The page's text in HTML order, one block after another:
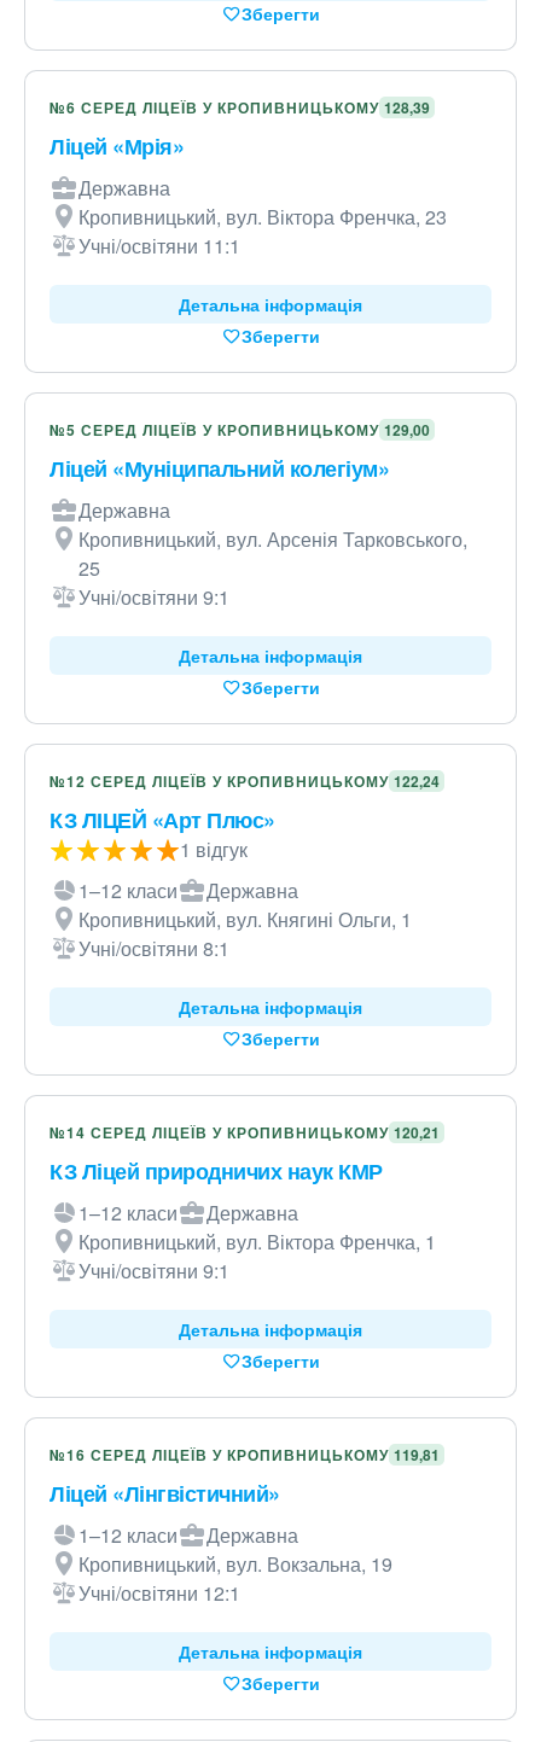
Зберегти
№6 СЕРЕД ЛІЦЕЇВ У КРОПИВНИЦЬКОМУ 128,39
Ліцей «Мрія»
Державна
Кропивницький, вул. Віктора Френчка, 23
Учні/освітяни 11:1
Детальна інформація
Зберегти
№5 СЕРЕД ЛІЦЕЇВ У КРОПИВНИЦЬКОМУ 129,00
Ліцей «Муніципальний колегіум»
Державна
Кропивницький, вул. Арсенія Тарковського,
25
Учні/освітяни 9:1
Детальна інформація
Зберегти
№12 СЕРЕД ЛІЦЕЇВ У КРОПИВНИЦЬКОМУ 122,24
КЗ ЛІЦЕЙ «Арт Плюс»
1 відгук
1–12 класи
Державна
Кропивницький, вул. Княгині Ольги, 1
Учні/освітяни 8:1
Детальна інформація
Зберегти
№14 СЕРЕД ЛІЦЕЇВ У КРОПИВНИЦЬКОМУ 120,21
КЗ Ліцей природничих наук КМР
1–12 класи
Державна
Кропивницький, вул. Віктора Френчка, 1
Учні/освітяни 9:1
Детальна інформація
Зберегти
№16 СЕРЕД ЛІЦЕЇВ У КРОПИВНИЦЬКОМУ 119,81
Ліцей «Лінгвістичний»
1–12 класи
Державна
Кропивницький, вул. Вокзальна, 19
Учні/освітяни 12:1
Детальна інформація
Зберегти